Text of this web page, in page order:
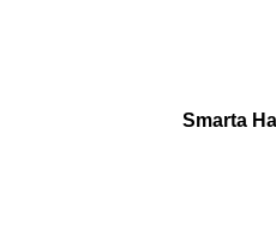
Smarta